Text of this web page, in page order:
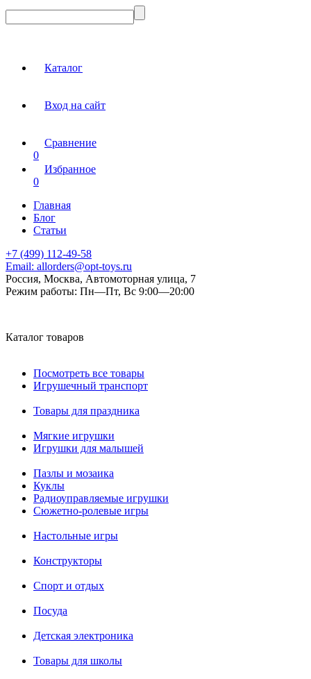
Каталог
Вход на сайт
Сравнение
0
Избранное
0
Главная
Блог
Статьи
+7 (499) 112-49-58
Email: allorders@opt-toys.ru
Россия, Москва, Автомоторная улица, 7
Режим работы: Пн—Пт, Вс 9:00—20:00
Каталог товаров
Посмотреть все товары
Игрушечный транспорт
Товары для праздника
Мягкие игрушки
Игрушки для малышей
Пазлы и мозаика
Куклы
Радиоуправляемые игрушки
Сюжетно-ролевые игры
Настольные игры
Конструкторы
Спорт и отдых
Посуда
Детская электроника
Товары для школы